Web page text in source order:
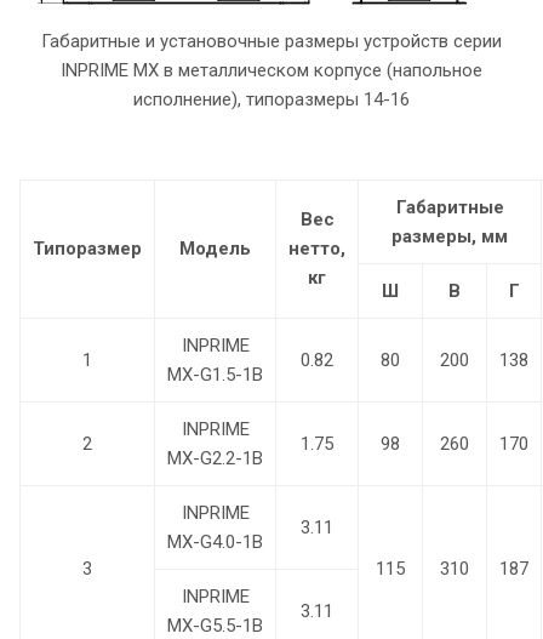
Габаритные и установочные размеры устройств серии
INPRIME MX в металлическом корпусе (напольное
исполнение), типоразмеры 14-16
Типоразмер Модель
Вес
нетто,
кг
Габаритные
размеры, мм
Ш В Г
1
INPRIME
MX-G1.5-1B
0.82 80 200 138
2
INPRIME
MX-G2.2-1B
1.75 98 260 170
3
INPRIME
MX-G4.0-1B
3.11
115
310
187
INPRIME
MX-G5.5-1B
3.11